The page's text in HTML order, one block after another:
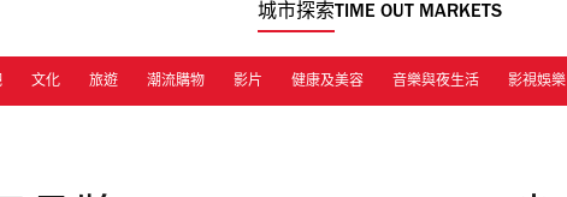
城市探索TIME OUT MARKETS
文化 旅遊 潮流購物 影片 健康及美容 音樂與夜生活 影視娛樂